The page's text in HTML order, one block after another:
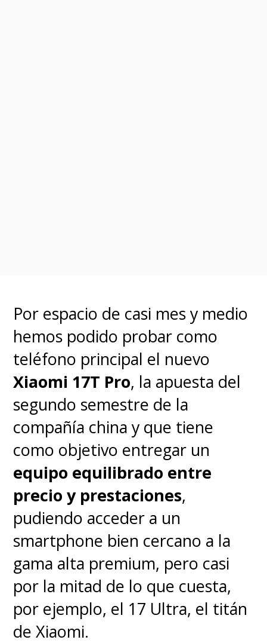
Animation aterriza al personaje
comoun héroe urbano de
buen corazón, un verdadero
vecino amistoso, que no está
preocupado de conceptos
como multiversos o
invasiones extraterrestres.
Hay más problemas al tratar
de evitar llegar tarde a clases
porque siempre hay alguien
que necesitará su ayuda.
Aunque es el mismo héroe
que admiramos, la historia
toma rumbos diferentes para
Por espacio de casi mes y medio
hemos podido probar como
teléfono principal el nuevo
Xiaomi 17T Pro, la apuesta del
segundo semestre de la
compañía china y que tiene
como objetivo entregar un
equipo equilibrado entre
precio y prestaciones,
pudiendo acceder a un
smartphone bien cercano a la
gama alta premium, pero casi
por la mitad de lo que cuesta,
por ejemplo, el 17 Ultra, el titán
de Xiaomi.